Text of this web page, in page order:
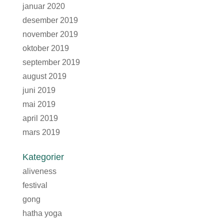
januar 2020
desember 2019
november 2019
oktober 2019
september 2019
august 2019
juni 2019
mai 2019
april 2019
mars 2019
Kategorier
aliveness
festival
gong
hatha yoga